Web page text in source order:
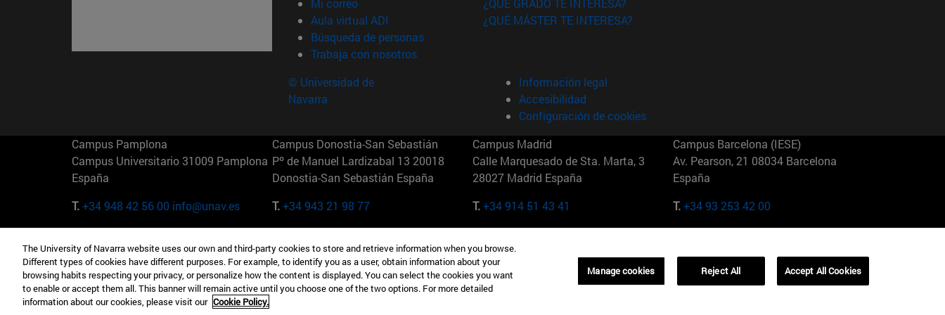
Mi correo
Aula virtual ADI (abre en nueva ventana)
Búsqueda de personas(abre en nueva ventana)
Trabaja con nosotros(abre en nueva ventana)
¿QUÉ GRADO TE INTERESA?
¿QUÉ MÁSTER TE INTERESA?
© Universidad de
Navarra
Información legal
Accesibilidad
Configuración de cookies
Campus Pamplona
Campus Universitario 31009 Pamplona
España
T.+34 948 42 56 00 info@unav.es
Campus Donostia-San Sebastián
Pº de Manuel Lardizabal 13 20018
Donostia-San Sebastián España
T.+34 943 21 98 77
Campus Madrid
Calle Marquesado de Sta. Marta, 3
28027 Madrid España
T.+34 914 51 43 41
Campus Barcelona (IESE)
Av. Pearson, 21 08034 Barcelona
España
T.+34 93 253 42 00
Camino del Cerro Águila 3 28023
Madrid España
T.+34 912 11 30 00
165 W 57th St 10019-2201 Nueva York
EE.UU
T.+1 646 346 8850
Maria-Theresia-Straße 15 81675
Múnich Alemania
T.+49 89 24209790
01321001 Bela Vista Brasil
The University of Navarra website uses our own and third-party cookies to store and retrieve information when you browse.
Different types of cookies have different purposes. For example, to identify you as a user, obtain information about your
browsing habits respecting your privacy, or personalize how the content is displayed. You can select the cookies you want
to enable or accept them all. This banner will remain active until you choose one of the two options. For more detailed
information about our cookies, please visit our Cookie Policy.
Manage cookies Reject All Accept All Cookies